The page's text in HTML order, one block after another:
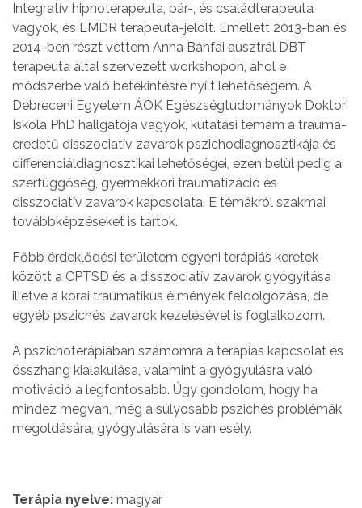
Integratív hipnoterapeuta, pár-, és családterapeuta
vagyok, és EMDR terapeuta-jelölt. Emellett 2013-ban és
2014-ben részt vettem Anna Bánfai ausztrál DBT
terapeuta által szervezett workshopon, ahol e
módszerbe való betekintésre nyílt lehetőségem. A
Debreceni Egyetem ÁOK Egészségtudományok Doktori
Iskola PhD hallgatója vagyok, kutatási témám a trauma-
eredetű disszociatív zavarok pszichodiagnosztikája és
differenciáldiagnosztikai lehetőségei, ezen belül pedig a
szerfüggőség, gyermekkori traumatizáció és
disszociatív zavarok kapcsolata. E témákról szakmai
továbbképzéseket is tartok.
Főbb érdeklődési területem egyéni terápiás keretek
között a CPTSD és a disszociatív zavarok gyógyítása
illetve a korai traumatikus élmények feldolgozása, de
egyéb pszichés zavarok kezelésével is foglalkozom.
A pszichoterápiában számomra a terápiás kapcsolat és
összhang kialakulása, valamint a gyógyulásra való
motiváció a legfontosabb. Úgy gondolom, hogy ha
mindez megvan, még a súlyosabb pszichés problémák
megoldására, gyógyulására is van esély.
Terápia nyelve: magyar